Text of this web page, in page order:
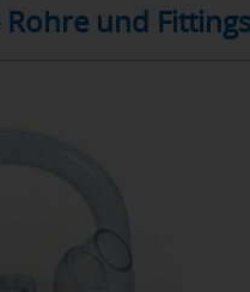
Rohre und